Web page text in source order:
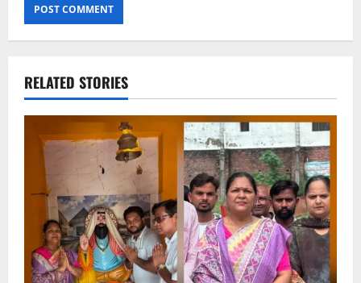
RELATED STORIES